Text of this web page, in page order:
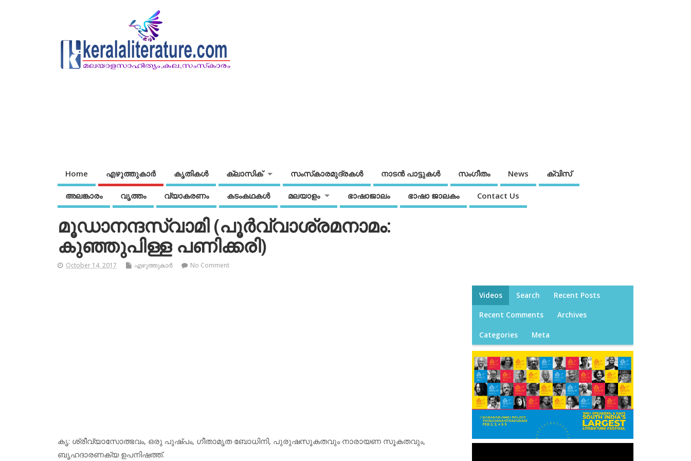
Home എഴുത്തുകാര്‍ കൃതികൾ ക്ലാസിക് സംസ്‌കാരമുദ്രകള്‍ നാടന്‍ പാട്ടുകള്‍ സംഗീതം News ക്വിസ്
അലങ്കാരം വൃത്തം വ്യാകരണം കടംകഥകള്‍ മലയാളം ഭാഷാജാലം ഭാഷാ ജാലകം Contact Us
മൂഡാനന്ദസ്വാമി (പൂര്‍വ്വാശ്രമനാമം:
കുഞ്ഞുപിള്ള പണിക്കരി)
October 14, 2017 എഴുത്തുകാര്‍ No Comment
കൃ: ശ്രീവ്യാസോത്ഭവം, ഒരു പുഷ്പം, ഗീതാമൃത ബോധിനി, പുരുഷസൂകതവും നാരായണ സൂകതവും,
ബൃഹദാരണക്യ ഉപനിഷത്ത്.
Videos Search Recent Posts
Recent Comments Archives
Categories Meta